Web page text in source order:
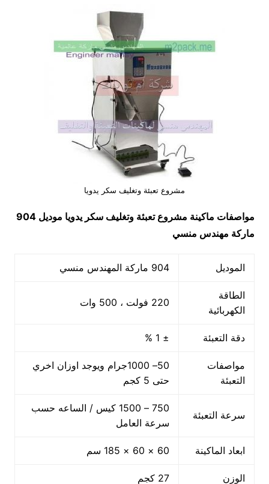
مشروع تعبئة وتغليف سكر يدويا
مواصفات ماكينة مشروع تعبئة وتغليف سكر يدويا
موديل 904
ماركة مهندس منسي
الموديل 904 ماركة المهندس منسي
الطاقة
الكهربائية
220 فولت ، 500 وات
دقة التعبئة ± 1 %
مواصفات
التعبئة
50– 1000جرام ويوجد اوزان اخري
حتى 5 كجم
سرعة التعبئة
750 – 1500 كيس / الساعه حسب
سرعة العامل
ابعاد الماكينة 60 × 60 × 185 سم
الوزن 27 كجم